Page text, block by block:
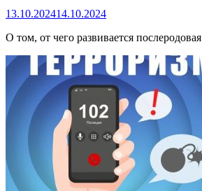
13.10.202414.10.2024
О том, от чего развивается